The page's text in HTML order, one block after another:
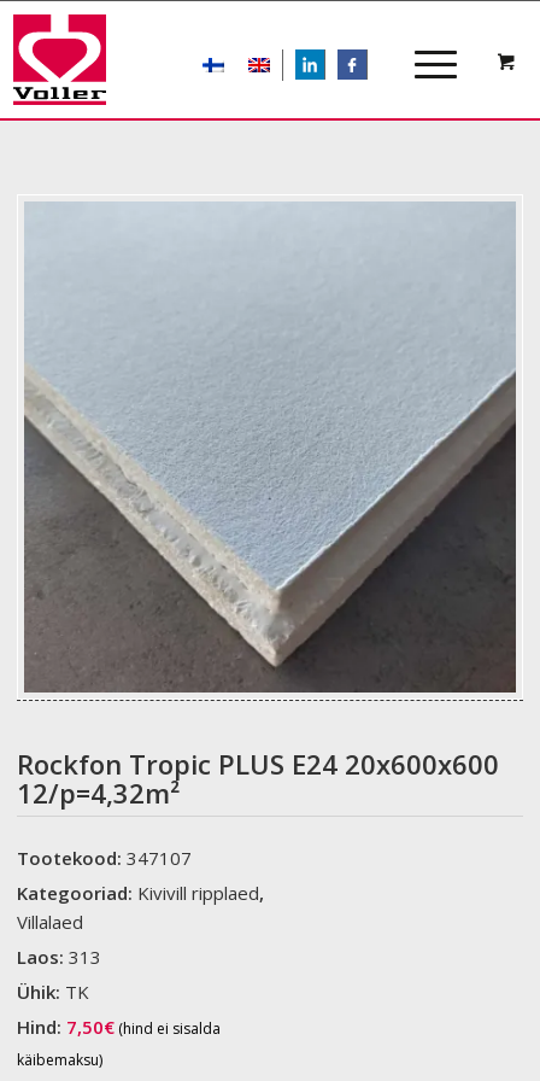
LIn
Rockfon Tropic PLUS E24 20x600x600
12/p=4,32m²
Tootekood:347107
Kategooriad: Kivivill ripplaed,
Villalaed
Laos:313
Ühik: TK
Hind: 7,50€ (hind ei sisalda
käibemaksu)